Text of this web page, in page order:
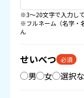
※3〜20文字で入力し
※フルネーム（名字・
ん
せいべつ 必須
男 女 選択